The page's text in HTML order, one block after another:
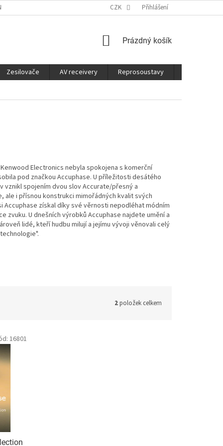
SLUŽBY CZK Přihlášení
NÁKUPNÍ
Prázdný košík
Zesilovače AV receivery Reprosoustavy
Electronics nebyla spokojena s komerční
pod značkou Accuphase. U příležitosti desátého
vznikl spojením dvou slov Accurate/přesný a
i přísnou konstrukci mimořádných kvalit svých
získal díky své věrnosti nepodléhat módním
zvuku. U dnešních výrobků Accuphase najdete umění a
lidé, kteří hudbu milují a jejímu vývoji věnovali celý
2položek celkem
16801